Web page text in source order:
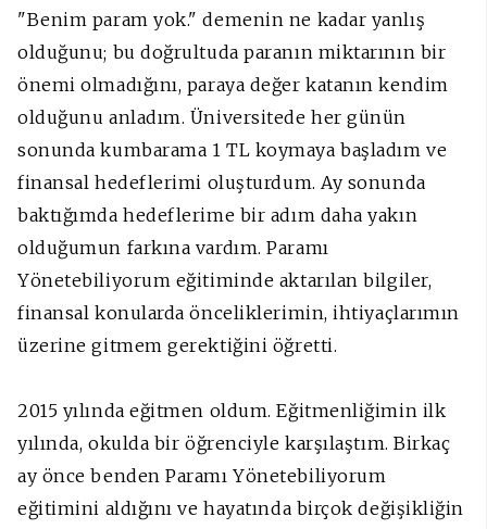
"Benim param yok." demenin ne kadar yanlış
olduğunu; bu doğrultuda paranın miktarının bir
önemi olmadığını, paraya değer katanın kendim
olduğunu anladım. Üniversitede her günün
sonunda kumbarama 1 TL koymaya başladım ve
finansal hedeflerimi oluşturdum. Ay sonunda
baktığımda hedeflerime bir adım daha yakın
olduğumun farkına vardım. Paramı
Yönetebiliyorum eğitiminde aktarılan bilgiler,
finansal konularda önceliklerimin, ihtiyaçlarımın
üzerine gitmem gerektiğini öğretti.
2015 yılında eğitmen oldum. Eğitmenliğimin ilk
yılında, okulda bir öğrenciyle karşılaştım. Birkaç
ay önce benden Paramı Yönetebiliyorum
eğitimini aldığını ve hayatında birçok değişikliğin